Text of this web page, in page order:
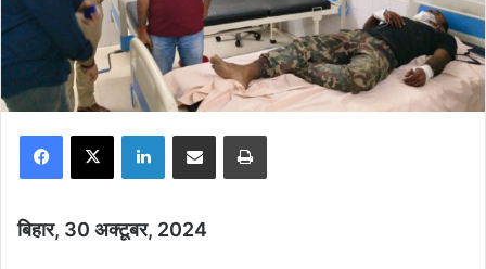
Facebook
X LinkedInShare via Email Print
बिहार, 30 अक्टूबर, 2024